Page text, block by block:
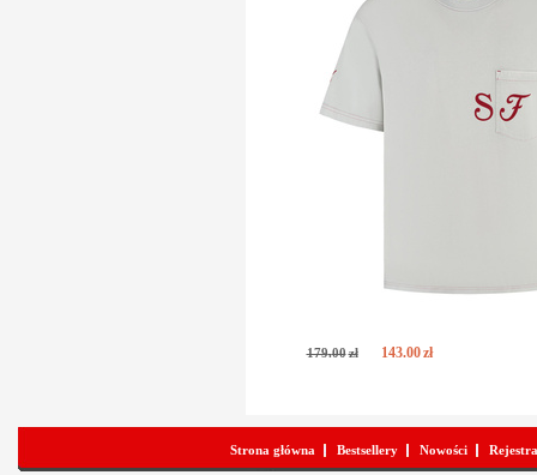
179.00zł 143.00zł
Strona główna Bestsellery Nowości